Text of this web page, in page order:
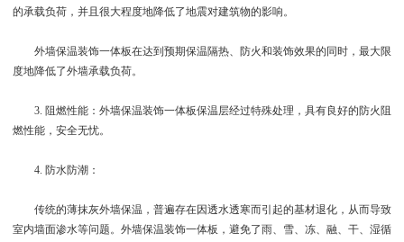
的承载负荷，并且很大程度地降低了地震对建筑物的影响。
外墙保温装饰一体板在达到预期保温隔热、防火和装饰效果的同时，最大限
度地降低了外墙承载负荷。
3. 阻燃性能：外墙保温装饰一体板保温层经过特殊处理，具有良好的防火阻
燃性能，安全无忧。
4. 防水防潮：
传统的薄抹灰外墙保温，普遍存在因透水透寒而引起的基材退化，从而导致
室内墙面渗水等问题。外墙保温装饰一体板，避免了雨、雪、冻、融、干、湿循